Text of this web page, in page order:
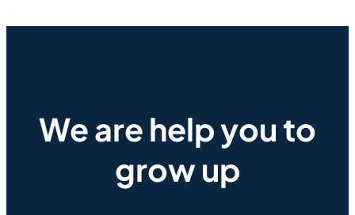
We are help you to
grow up